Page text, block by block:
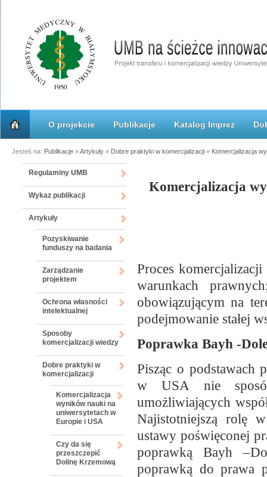
O projekcie Publikacje Katalog Imprez
Jesteś na: Publikacje »Artykuły » Dobre praktyki w komercjalizacji » Komercjalizacja
Regulaminy UMB
Wykaz publikacji
Artykuły
Pozyskiwanie
funduszy na badania
Zarządzanie
projektem
Ochrona własności
intelektualnej
Sposoby
komercjalizacji wiedzy
Dobre praktyki w
komercjalizacji
Komercjalizacja
wyników nauki na
uniwersytetach w
Europie i USA
Czy da się
przeszczepić
Dolinę Krzemową
Komercjalizacja
Proces
warunkach
obowiązującym na
podejmowanie stałej
Poprawka Bayh -
Pisząc o podstawach
w USA nie
umożliwiających
Najistotniejszą rolę
ustawy poświęconej
poprawką Bayh
poprawką do prawa